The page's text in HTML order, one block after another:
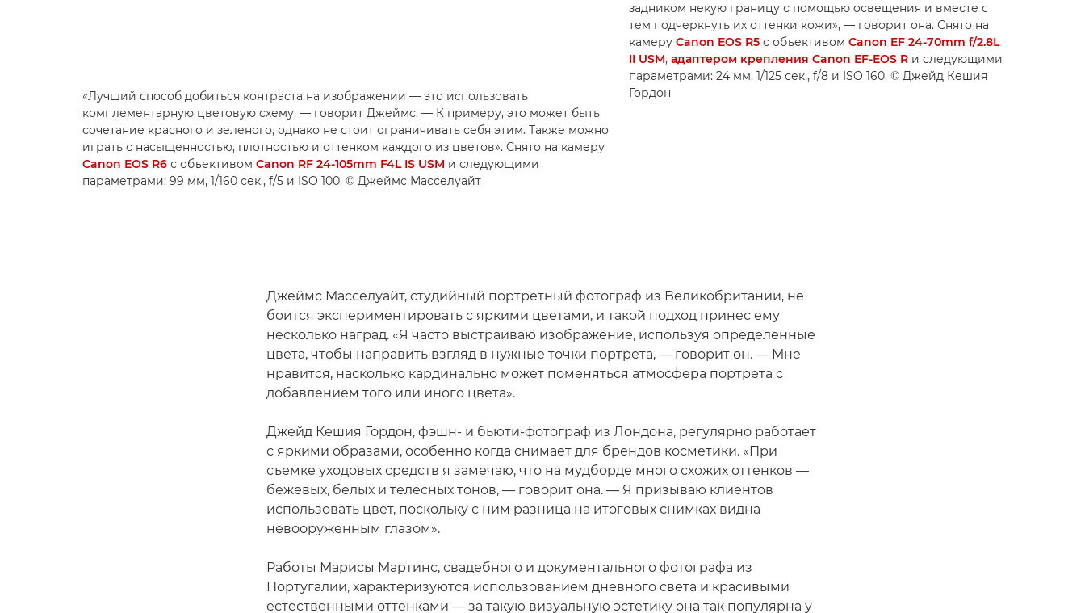
«Лучший способ добиться контраста на изображении — это использовать
комплементарную цветовую схему, — говорит Джеймс. — К примеру, это может быть
сочетание красного и зеленого, однако не стоит ограничивать себя этим. Также можно
играть с насыщенностью, плотностью и оттенком каждого из цветов». Снято на камеру
Canon EOS R6 с объективом Canon RF 24-105mm F4L IS USM и следующими
параметрами: 99 мм, 1/160 сек., f/5 и ISO 100. © Джеймс Масселуайт
задником некую границу с помощью освещения и вместе с
тем подчеркнуть их оттенки кожи», — говорит она. Снято на
камеру Canon EOS R5с объективом Canon EF 24-70mm f/2.8L
II USM, адаптером крепления Canon EF-EOS Rи следующими
параметрами: 24 мм, 1/125 сек., f/8 и ISO 160. © Джейд Кешия
Гордон
Джеймс Масселуайт, студийный портретный фотограф из Великобритании, не
боится экспериментировать с яркими цветами, и такой подход принес ему
несколько наград. «Я часто выстраиваю изображение, используя определенные
цвета, чтобы направить взгляд в нужные точки портрета, — говорит он. — Мне
нравится, насколько кардинально может поменяться атмосфера портрета с
добавлением того или иного цвета».
Джейд Кешия Гордон, фэшн- и бьюти-фотограф из Лондона, регулярно работает
с яркими образами, особенно когда снимает для брендов косметики. «При
съемке уходовых средств я замечаю, что на мудборде много схожих оттенков —
бежевых, белых и телесных тонов, — говорит она. — Я призываю клиентов
использовать цвет, поскольку с ним разница на итоговых снимках видна
невооруженным глазом».
Работы Марисы Мартинс, свадебного и документального фотографа из
Португалии, характеризуются использованием дневного света и красивыми
естественными оттенками — за такую визуальную эстетику она так популярна у